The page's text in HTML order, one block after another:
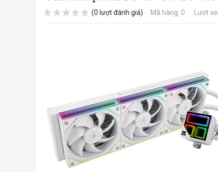
(0 lượt đánh giá) Mã hàng: 0 Lượt